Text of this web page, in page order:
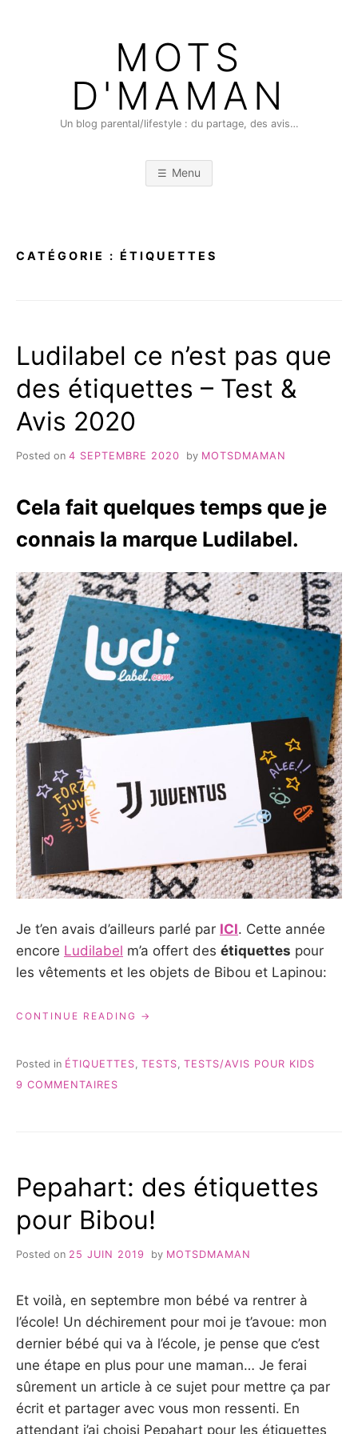
MOTS
D'MAMAN
Un blog parental/lifestyle : du partage, des avis…
Menu
CATÉGORIE : ÉTIQUETTES
Ludilabel ce n’est pas que
des étiquettes – Test &
Avis 2020
Posted on 4 SEPTEMBRE 2020 by MOTSDMAMAN
Cela fait quelques temps que je
connais la marque Ludilabel.
Je t’en avais d’ailleurs parlé par ICI. Cette année
encore Ludilabel m’a offert des étiquettes pour
les vêtements et les objets de Bibou et Lapinou:
CONTINUE READING « LUDILABEL
PAS
2020 »
Posted in ÉTIQUETTES, TESTS, TESTS/AVIS POUR KIDS
9 COMMENTAIRES
DES
ÉTIQUETTES
TEST
AVIS
Pepahart: des étiquettes
pour Bibou!
Posted on 25 JUIN 2019 by MOTSDMAMAN
Et voilà, en septembre mon bébé va rentrer à
l’école! Un déchirement pour moi je t’avoue: mon
dernier bébé qui va à l’école, je pense que c’est
une étape en plus pour une maman… Je ferai
sûrement un article à ce sujet pour mettre ça par
écrit et partager avec vous mon ressenti. En
attendant j’ai choisi Pepahart pour les étiquettes